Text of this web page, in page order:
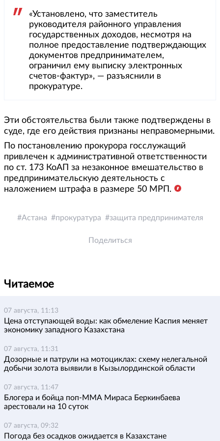
«Установлено, что заместитель
руководителя районного управления
государственных доходов, несмотря на
полное предоставление подтверждающих
документов предпринимателем,
ограничил ему выписку электронных
счетов-фактур», — разъяснили в
прокуратуре.
Эти обстоятельства были также подтверждены в
суде, где его действия признаны неправомерными.
По постановлению прокурора госслужащий
привлечен к административной ответственности
по ст. 173 КоАП за незаконное вмешательство в
предпринимательскую деятельность с
наложением штрафа в размере 50 МРП.
Астана прокуратура защита предпринимателя
Поделиться
Читаемое
07 августа, 11:13
Цена отступающей воды: как обмеление Каспия меняет
экономику западного Казахстана
07 августа, 11:31
Дозорные и патрули на мотоциклах: схему нелегальной
добычи золота выявили в Кызылординской области
07 августа, 11:47
Блогера и бойца поп-ММА Мираса Беркинбаева
арестовали на 10 суток
07 августа, 09:32
Погода без осадков ожидается в Казахстане